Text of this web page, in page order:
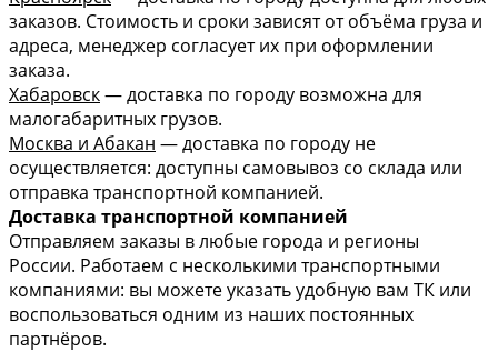
заказов. Стоимость и сроки зависят от объёма груза и
адреса, менеджер согласует их при оформлении
заказа.
Хабаровск— доставка по городу возможна для
малогабаритных грузов.
Москва и Абакан — доставка по городу не
осуществляется: доступны самовывоз со склада или
отправка транспортной компанией.
Доставка транспортной компанией
Отправляем заказы в любые города и регионы
России. Работаем с несколькими транспортными
компаниями: вы можете указать удобную вам ТК или
воспользоваться одним из наших постоянных
партнёров.